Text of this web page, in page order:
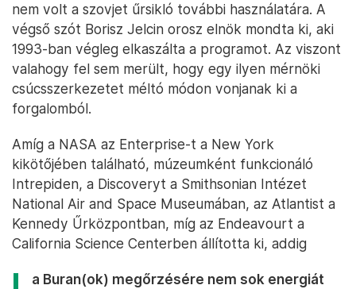
nem volt a szovjet űrsikló további használatára. A
végső szót Borisz Jelcin orosz elnök mondta ki, aki
1993-ban végleg elkaszálta a programot. Az viszont
valahogy fel sem merült, hogy egy ilyen mérnöki
csúcsszerkezetet méltó módon vonjanak ki a
forgalomból.
Amíg a NASA az Enterprise-t a New York
kikötőjében található, múzeumként funkcionáló
Intrepiden, a Discoveryt a Smithsonian Intézet
National Air and Space Museumában, az Atlantist a
Kennedy Űrközpontban, míg az Endeavourt a
California Science Centerben állította ki, addig
a Buran(ok) megőrzésére nem sok energiát